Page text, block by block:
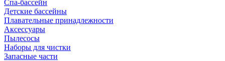
Спа-бассейн
Детские бассейны
Плавательные принадлежности
Аксессуары
Пылесосы
Наборы для чистки
Запасные части